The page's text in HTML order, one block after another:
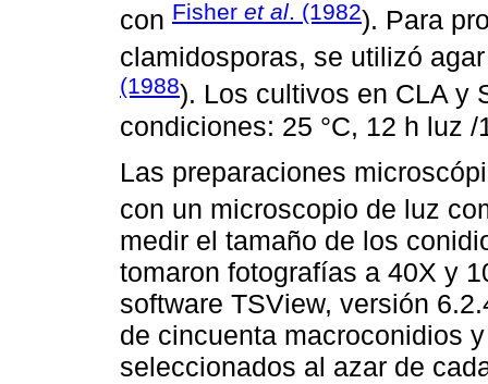
con Fisher et al. (1982). Para
clamidosporas, se utilizó
(1988). Los cultivos en CLA y
condiciones: 25 °C, 12 h luz
Las preparaciones
con un microscopio de luz
medir el tamaño de los
tomaron fotografías a 40X y
software TSView, versión
de cincuenta macroconidios
seleccionados al azar de